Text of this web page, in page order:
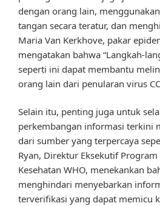
dengan orang lain,
tangan secara teratur, dan
Maria Van Kerkhove, pakar
mengatakan bahwa “Langkah-
seperti ini dapat membantu
orang lain dari penularan virus
Selain itu, penting juga untuk
perkembangan informasi terkini
dari sumber yang terpercaya
Ryan, Direktur Eksekutif
Kesehatan WHO, menekankan
menghindari menyebarkan
terverifikasi yang dapat memicu